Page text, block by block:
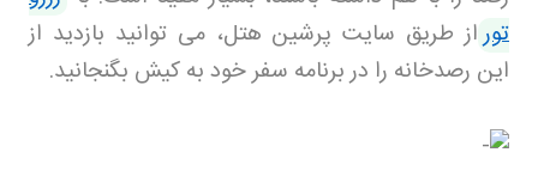
توراز طریق سایت پرشین هتل، می‌ توانید بازدید از
این رصدخانه را در برنامه سفر خود به کیش بگنجانید.